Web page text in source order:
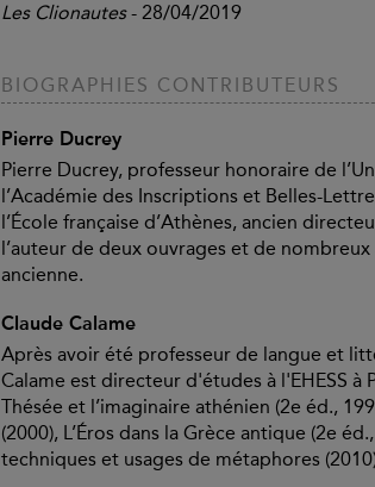
Les Clionautes- 28/04/2019
BIOGRAPHIES CONTRIBUTEURS
Pierre Ducrey
Pierre Ducrey, professeur honoraire de
l’Académie des Inscriptions et Belles-
l’École française d’Athènes, ancien
l’auteur de deux ouvrages et de
ancienne.
Claude Calame
Après avoir été professeur de langue et
Calame est directeur d'études à l'EHESS
Thésée et l’imaginaire athénien (2e éd.,
(2000), L’Éros dans la Grèce antique (2e
techniques et usages de métaphores